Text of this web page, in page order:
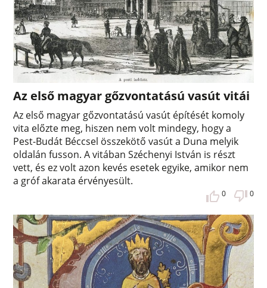
Az első magyar gőzvontatású vasút vitái
Az első magyar gőzvontatású vasút építését komoly
vita előzte meg, hiszen nem volt mindegy, hogy a
Pest-Budát Béccsel összekötő vasút a Duna melyik
oldalán fusson. A vitában Széchenyi István is részt
vett, és ez volt azon kevés esetek egyike, amikor nem
a gróf akarata érvényesült.
0 0